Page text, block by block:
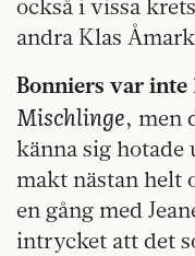
också i vissa
andra Klas
Bonniers var inte
Mischlinge, men
känna sig
makt nästan helt
en gång med
intrycket att det